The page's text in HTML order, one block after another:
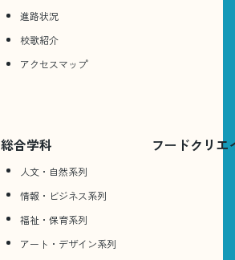
進路状況
校歌紹介
アクセスマップ
総合学科
人文・自然系列
情報・ビジネス系列
福祉・保育系列
アート・デザイン系列
フードクリエ